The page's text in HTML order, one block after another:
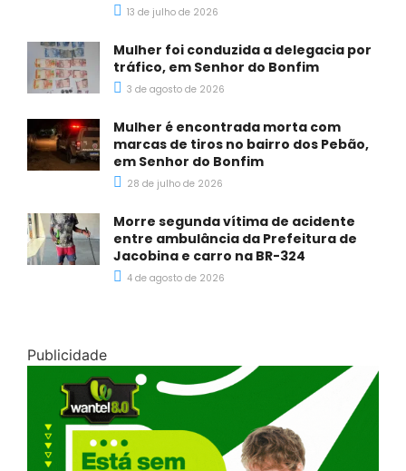
13 de julho de 2026
Mulher foi conduzida a delegacia por
tráfico, em Senhor do Bonfim
3 de agosto de 2026
Mulher é encontrada morta com
marcas de tiros no bairro dos Pebão,
em Senhor do Bonfim
28 de julho de 2026
Morre segunda vítima de acidente
entre ambulância da Prefeitura de
Jacobina e carro na BR-324
4 de agosto de 2026
Publicidade